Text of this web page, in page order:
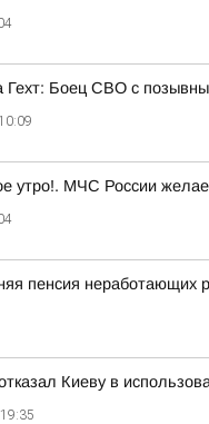
Гехт: Боец СВО с
10:09
утро!. МЧС России
пенсия неработающих
Киеву в